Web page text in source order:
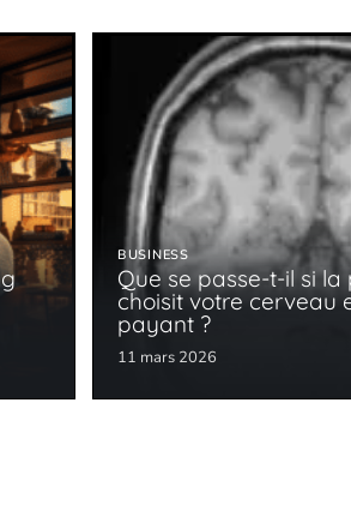
BUSINESS
Que se passe-t-il si la
choisit votre cerveau
payant ?
11 mars 2026